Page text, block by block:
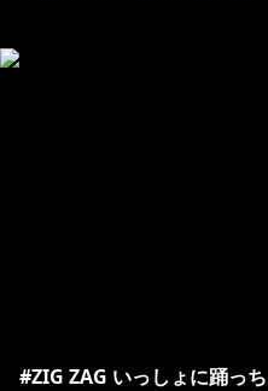
#ZIG ZAG いっしょに踊っ